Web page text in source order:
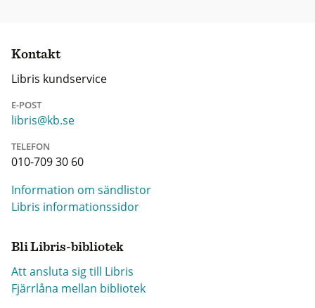
Kontakt
Libris kundservice
E-POST
libris@kb.se
TELEFON
010-709 30 60
Information om sändlistor
Libris informationssidor
Bli Libris-bibliotek
Att ansluta sig till Libris
Fjärrlåna mellan bibliotek